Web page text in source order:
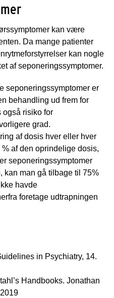
kan være
Da mange patienter
kan nogle
af seponeringssymptomer.
seponeringssymptomer er
behandling ud frem for
også risiko for
grad.
af dosis hver eller hver
af den oprindelige dosis,
seponeringssymptomer
kan man gå tilbage til 75%
havde
foretage udtrapningen
in Psychiatry, 14.
Handbooks. Jonathan